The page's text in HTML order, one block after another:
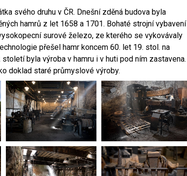
svého druhu v ČR. Dnešní zděná budova byla
hamrů z let 1658 a 1701. Bohaté strojní vybavení
surové železo, ze kterého se vykovávaly
přešel hamr koncem 60. let 19. stol. na
byla výroba v hamru i v huti pod ním zastavena.
doklad staré průmyslové výroby.